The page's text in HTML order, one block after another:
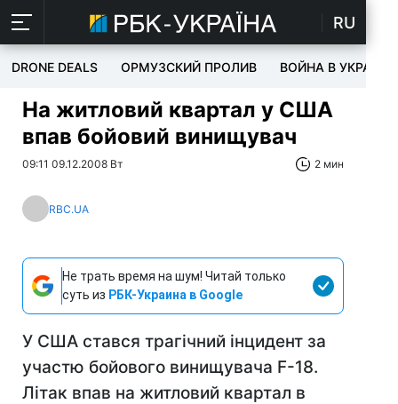
RU
DRONE DEALS ОРМУЗСКИЙ ПРОЛИВ ВОЙНА В УКРАИНЕ
На житловий квартал у США
впав бойовий винищувач
09:11 09.12.2008 Вт 2 мин
RBC.UA
Не трать время на шум! Читай только
суть из РБК-Украина в Google
У США стався трагічний інцидент за
участю бойового винищувача F-18.
Літак впав на житловий квартал в